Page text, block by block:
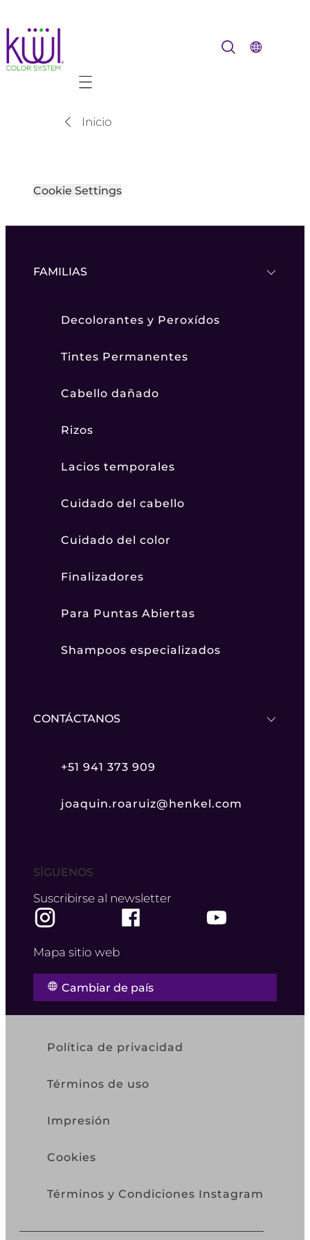
Mobile navigation
Inicio
Cookie Settings
FAMILIAS
Decolorantes y Peroxídos
Tintes Permanentes
Cabello dañado
Rizos
Lacios temporales
Cuidado del cabello
Cuidado del color
Finalizadores
Para Puntas Abiertas
Shampoos especializados
CONTÁCTANOS
+51 941 373 909
joaquin.roaruiz@henkel.com
SÍGUENOS
Suscribirse al newsletter
Mapa sitio web
Cambiar de país
Política de privacidad
Términos de uso
Impresión
Cookies
Términos y Condiciones Instagram